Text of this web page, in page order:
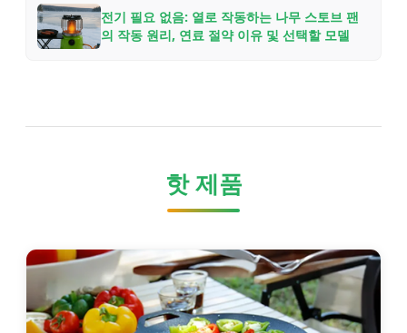
전기 필요 없음: 열로 작동하는 나무 스토브 팬
의 작동 원리, 연료 절약 이유 및 선택할 모델
핫 제품